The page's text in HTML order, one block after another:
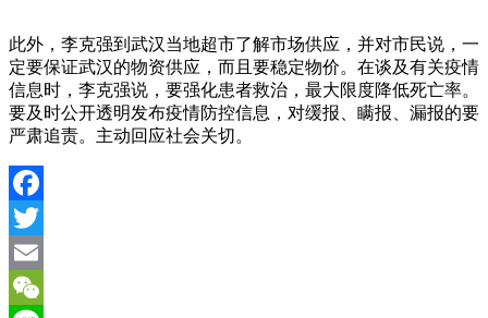
此外，李克强到武汉当地超市了解市场供应，并对市民说，一
定要保证武汉的物资供应，而且要稳定物价。在谈及有关疫情
信息时，李克强说，要强化患者救治，最大限度降低死亡率。
要及时公开透明发布疫情防控信息，对缓报、瞒报、漏报的要
严肃追责。主动回应社会关切。
Facebook
Twitter
Email